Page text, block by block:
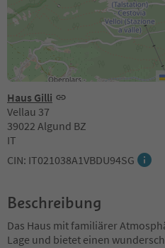
Haus Gilli
Vellau 37
39022 Algund BZ
IT
CIN: IT021038A1VBDU94SG
Beschreibung
Das Haus mit familiärer
Lage und bietet einen